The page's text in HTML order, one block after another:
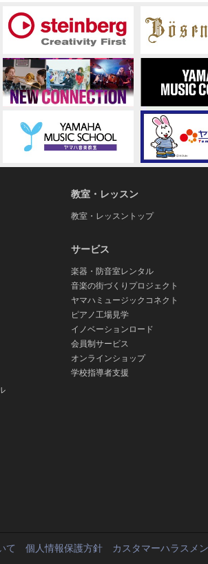
教室・レッスン
教室・レッスントップ
サービス
楽器・防音室レンタル
音楽の街づくりプロジェクト
ヤマハミュージックコネクト
ピアノ工場見学
イノベーションロード
会員制サービス
オンラインショップ
学校指導者支援
て 個人情報保護方針 カスタマーハラスメ